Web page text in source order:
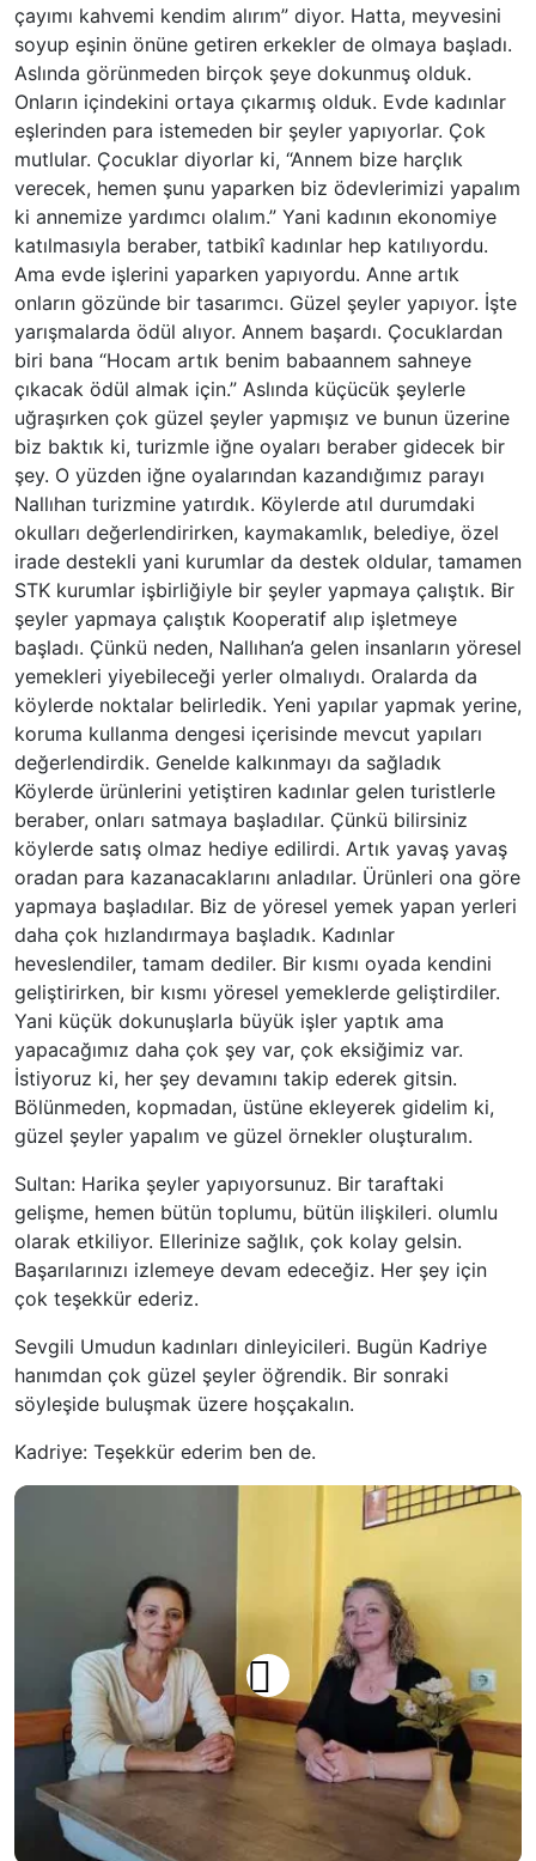
çayımı kahvemi kendim alırım” diyor. Hatta, meyvesini
soyup eşinin önüne getiren erkekler de olmaya başladı.
Aslında görünmeden birçok şeye dokunmuş olduk.
Onların içindekini ortaya çıkarmış olduk. Evde kadınlar
eşlerinden para istemeden bir şeyler yapıyorlar. Çok
mutlular. Çocuklar diyorlar ki, “Annem bize harçlık
verecek, hemen şunu yaparken biz ödevlerimizi yapalım
ki annemize yardımcı olalım.” Yani kadının ekonomiye
katılmasıyla beraber, tatbikî kadınlar hep katılıyordu.
Ama evde işlerini yaparken yapıyordu. Anne artık
onların gözünde bir tasarımcı. Güzel şeyler yapıyor. İşte
yarışmalarda ödül alıyor. Annem başardı. Çocuklardan
biri bana “Hocam artık benim babaannem sahneye
çıkacak ödül almak için.” Aslında küçücük şeylerle
uğraşırken çok güzel şeyler yapmışız ve bunun üzerine
biz baktık ki, turizmle iğne oyaları beraber gidecek bir
şey. O yüzden iğne oyalarından kazandığımız parayı
Nallıhan turizmine yatırdık. Köylerde atıl durumdaki
okulları değerlendirirken, kaymakamlık, belediye, özel
irade destekli yani kurumlar da destek oldular, tamamen
STK kurumlar işbirliğiyle bir şeyler yapmaya çalıştık. Bir
şeyler yapmaya çalıştık Kooperatif alıp işletmeye
başladı. Çünkü neden, Nallıhan’a gelen insanların yöresel
yemekleri yiyebileceği yerler olmalıydı. Oralarda da
köylerde noktalar belirledik. Yeni yapılar yapmak yerine,
koruma kullanma dengesi içerisinde mevcut yapıları
değerlendirdik. Genelde kalkınmayı da sağladık
Köylerde ürünlerini yetiştiren kadınlar gelen turistlerle
beraber, onları satmaya başladılar. Çünkü bilirsiniz
köylerde satış olmaz hediye edilirdi. Artık yavaş yavaş
oradan para kazanacaklarını anladılar. Ürünleri ona göre
yapmaya başladılar. Biz de yöresel yemek yapan yerleri
daha çok hızlandırmaya başladık. Kadınlar
heveslendiler, tamam dediler. Bir kısmı oyada kendini
geliştirirken, bir kısmı yöresel yemeklerde geliştirdiler.
Yani küçük dokunuşlarla büyük işler yaptık ama
yapacağımız daha çok şey var, çok eksiğimiz var.
İstiyoruz ki, her şey devamını takip ederek gitsin.
Bölünmeden, kopmadan, üstüne ekleyerek gidelim ki,
güzel şeyler yapalım ve güzel örnekler oluşturalım.
Sultan: Harika şeyler yapıyorsunuz. Bir taraftaki
gelişme, hemen bütün toplumu, bütün ilişkileri. olumlu
olarak etkiliyor. Ellerinize sağlık, çok kolay gelsin.
Başarılarınızı izlemeye devam edeceğiz. Her şey için
çok teşekkür ederiz.
Sevgili Umudun kadınları dinleyicileri. Bugün Kadriye
hanımdan çok güzel şeyler öğrendik. Bir sonraki
söyleşide buluşmak üzere hoşçakalın.
Kadriye: Teşekkür ederim ben de.